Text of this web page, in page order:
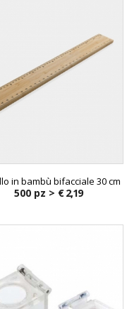
in bambù bifacciale 30 cm
500 pz > € 2,19